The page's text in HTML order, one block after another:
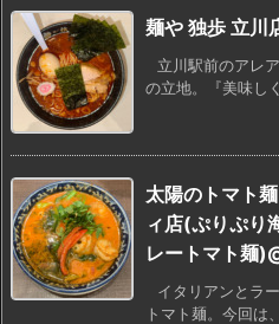
麺や 独歩 立川
立川駅前のアレ
の立地。『美味し
太陽のトマト
ィ店(ぷりぷり
レートマト麺
イタリアンとラ
トマト麺。今回は